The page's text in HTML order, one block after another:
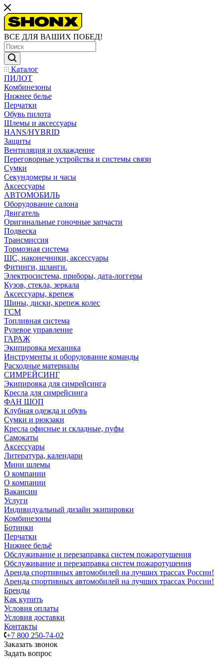
ВСЕ ДЛЯ ВАШИХ ПОБЕД!
Каталог
ПИЛОТ
Комбинезоны
Нижнее белье
Перчатки
Обувь пилота
Шлемы и аксессуары
HANS/HYBRID
Защиты
Вентиляция и охлаждение
Переговорные устройства и системы связи
Сумки
Секундомеры и часы
Аксессуары
АВТОМОБИЛЬ
Оборудование салона
Двигатель
Оригинальные гоночные запчасти
Подвеска
Трансмиссия
Тормозная система
ШС, наконечники, аксессуары
Фитинги, шланги.
Электросистема, приборы, дата-логгеры
Кузов, стекла, зеркала
Аксессуары, крепеж
Шины, диски, крепеж колес
ГСМ
Топливная система
Рулевое управление
ГАРАЖ
Экипировка механика
Инструменты и оборудование команды
Расходные материалы
СИМРЕЙСИНГ
Экипировка для симрейсинга
Кресла для симрейсинга
ФАН ШОП
Клубная одежда и обувь
Сумки и рюкзаки
Кресла офисные и складные, пуфы
Самокаты
Аксессуары
Литература, календари
Мини шлемы
О компании
О компании
Вакансии
Услуги
Индивидуальный дизайн экипировки
Комбинезоны
Ботинки
Перчатки
Нижнее бельё
Обслуживание и перезаправка систем пожаротушения
Обслуживание и перезаправка систем пожаротушения
Аренда спортивных автомобилей на лучших трассах России!
Аренда спортивных автомобилей на лучших трассах России!
Бренды
Как купить
Условия оплаты
Условия доставки
Контакты
+7 800 250-74-02
Заказать звонок
Задать вопрос